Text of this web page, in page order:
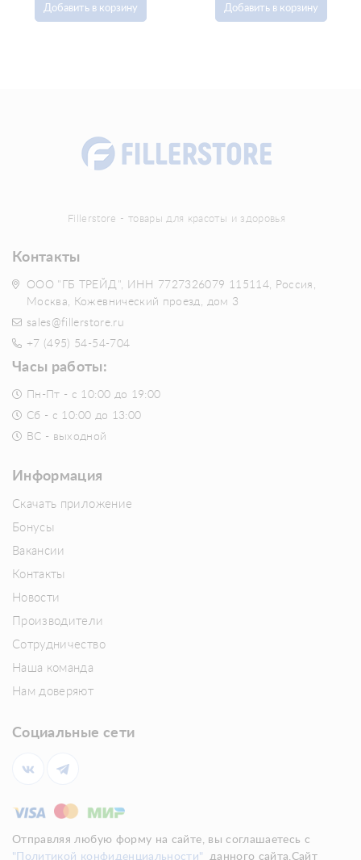
Добавить в корзину Добавить в корзину
Fillerstore - товары для красоты и здоровья
Контакты
ООО "ГБ ТРЕЙД", ИНН 7727326079 115114, Россия,
Москва, Кожевнический проезд, дом 3
sales@fillerstore.ru
+7 (495) 54-54-704
Часы работы:
Пн-Пт - с 10:00 до 19:00
Сб - с 10:00 до 13:00
ВС - выходной
Информация
Скачать приложение
Бонусы
Вакансии
Контакты
Новости
Производители
Сотрудничество
Наша команда
Нам доверяют
Социальные сети
Отправляя любую форму на сайте, вы соглашаетесь с
"Политикой конфиденциальности"
данного сайта.Сайт